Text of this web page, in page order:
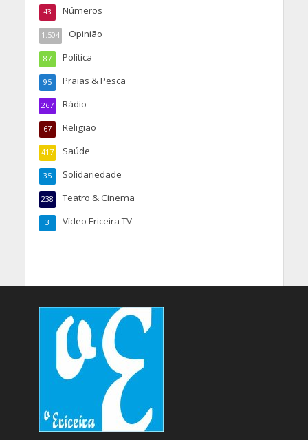
Números
43
Opinião
1.504
Política
87
Praias & Pesca
95
Rádio
267
Religião
67
Saúde
417
Solidariedade
35
Teatro & Cinema
238
Vídeo Ericeira TV
3